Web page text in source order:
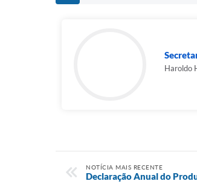
Haroldo
NOTÍCIA MAIS RECENTE
Declaração Anual do